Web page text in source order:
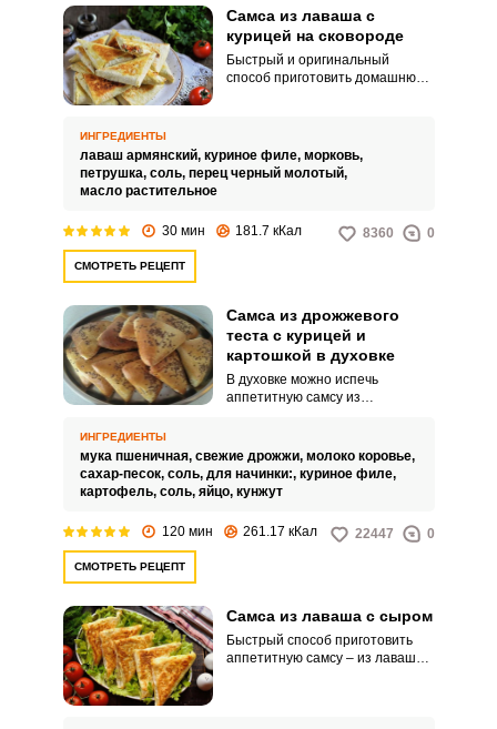
Самса из лаваша с
курицей на сковороде
Быстрый и оригинальный
способ приготовить домашнюю
приготовления, а также своим
ярким вкусом.
ИНГРЕДИЕНТЫ
лаваш армянский, куриное филе, морковь,
петрушка, соль, перец черный молотый,
масло растительное
30 мин 181.7 кКал 8360 0
СМОТРЕТЬ РЕЦЕПТ
Самса из дрожжевого
теста с курицей и
картошкой в духовке
В духовке можно испечь
аппетитную самсу из
блюдо нежным куриным филе и
картофелем.
ИНГРЕДИЕНТЫ
мука пшеничная, свежие дрожжи, молоко коровье,
сахар-песок, соль, для начинки:, куриное филе,
картофель, соль, яйцо, кунжут
120 мин 261.17 кКал 22447 0
СМОТРЕТЬ РЕЦЕПТ
Самса из лаваша с сыром
Быстрый способ приготовить
аппетитную самсу – из лаваша с